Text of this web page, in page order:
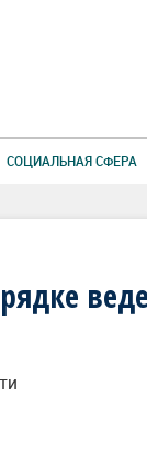
СОЦИАЛЬНАЯ СФЕРА